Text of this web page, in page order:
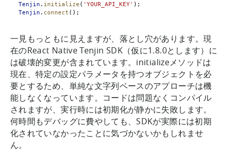
Tenjin . initialize ( 'YOUR_API_KEY' );
Tenjin . connect ();
一見もっともに見えますが、落とし穴があります。現
在のReact Native Tenjin SDK（仮に1.8.0とします）に
は破壊的変更が含まれています。initializeメソッドは
現在、特定の設定パラメータを持つオブジェクトを必
要とするため、単純な文字列ベースのアプローチは機
能しなくなっています。コードは問題なくコンパイル
されますが、実行時には初期化が静かに失敗します。
何時間もデバッグに費やしても、SDKが実際には初期
化されていなかったことに気づかないかもしれませ
ん。